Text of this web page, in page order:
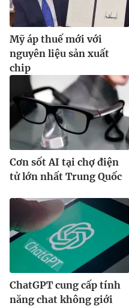
Mỹ áp thuế mới với
nguyên liệu sản xuất
chip
Cơn sốt AI tại chợ điện
tử lớn nhất Trung Quốc
ChatGPT cung cấp tính
năng chat không giới